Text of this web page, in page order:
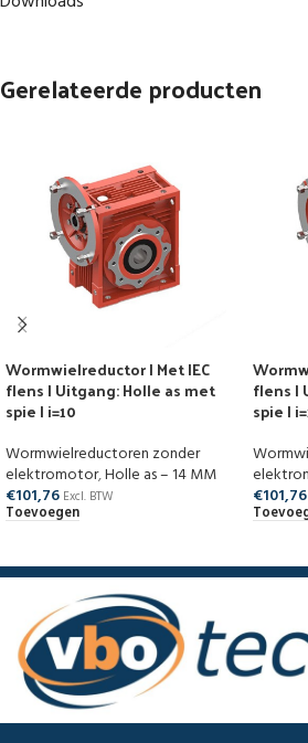
Gerelateerde producten
Wormwielreductor | Met IEC
flens | Uitgang: Holle as met
spie | i=10
Wormwielreductoren zonder
elektromotor,Holle as – 14 MM
€101,76 Excl. BTW
Toevoegen
flens |
spie |
€101,76